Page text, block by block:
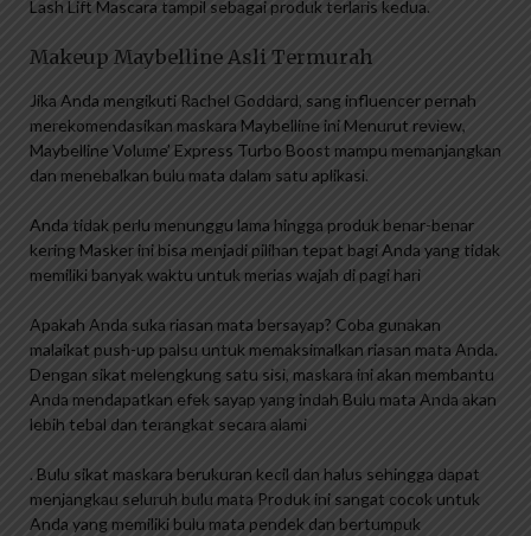
Lash Lift Mascara tampil sebagai produk terlaris kedua.
Makeup Maybelline Asli Termurah
Jika Anda mengikuti Rachel Goddard, sang influencer pernah
merekomendasikan maskara Maybelline ini Menurut review,
Maybelline Volume’ Express Turbo Boost mampu memanjangkan
dan menebalkan bulu mata dalam satu aplikasi.
Anda tidak perlu menunggu lama hingga produk benar-benar
kering Masker ini bisa menjadi pilihan tepat bagi Anda yang tidak
memiliki banyak waktu untuk merias wajah di pagi hari
Apakah Anda suka riasan mata bersayap? Coba gunakan
malaikat push-up palsu untuk memaksimalkan riasan mata Anda.
Dengan sikat melengkung satu sisi, maskara ini akan membantu
Anda mendapatkan efek sayap yang indah Bulu mata Anda akan
lebih tebal dan terangkat secara alami
. Bulu sikat maskara berukuran kecil dan halus sehingga dapat
menjangkau seluruh bulu mata Produk ini sangat cocok untuk
Anda yang memiliki bulu mata pendek dan bertumpuk